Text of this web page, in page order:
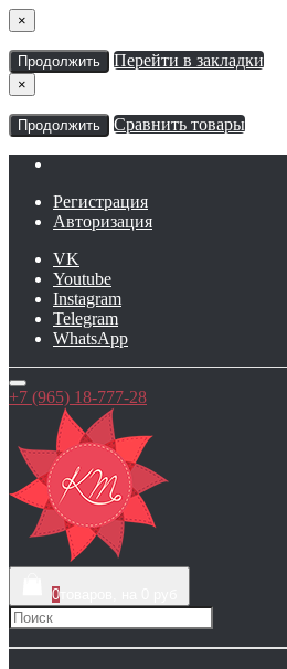
×
Продолжить Перейти в закладки
×
Продолжить Сравнить товары
Регистрация
Авторизация
VK
Youtube
Instagram
Telegram
WhatsApp
+7 (965) 18-777-28
0